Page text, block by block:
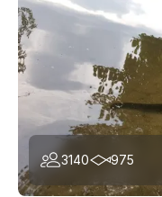
3140 975